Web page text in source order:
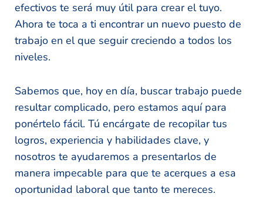
efectivos te será muy útil para crear el tuyo.
Ahora te toca a ti encontrar un nuevo puesto de
trabajo en el que seguir creciendo a todos los
niveles.
Sabemos que, hoy en día, buscar trabajo puede
resultar complicado, pero estamos aquí para
ponértelo fácil. Tú encárgate de recopilar tus
logros, experiencia y habilidades clave, y
nosotros te ayudaremos a presentarlos de
manera impecable para que te acerques a esa
oportunidad laboral que tanto te mereces.